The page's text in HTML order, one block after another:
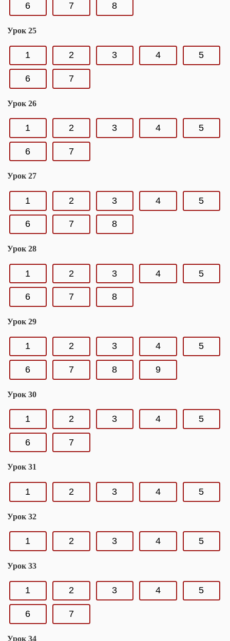
6 7 8
Урок 25
1 2 3 4 5
6 7
Урок 26
1 2 3 4 5
6 7
Урок 27
1 2 3 4 5
6 7 8
Урок 28
1 2 3 4 5
6 7 8
Урок 29
1 2 3 4 5
6 7 8 9
Урок 30
1 2 3 4 5
6 7
Урок 31
1 2 3 4 5
Урок 32
1 2 3 4 5
Урок 33
1 2 3 4 5
6 7
Урок 34